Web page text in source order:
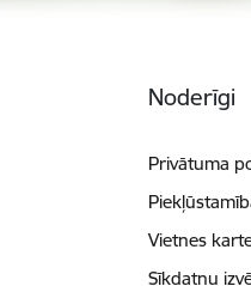
Noderīgi
Privātuma
Vietnes
Sīkdatņu